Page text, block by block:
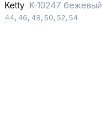
Ketty K-10247 бежевый
44, 46, 48, 50, 52, 54